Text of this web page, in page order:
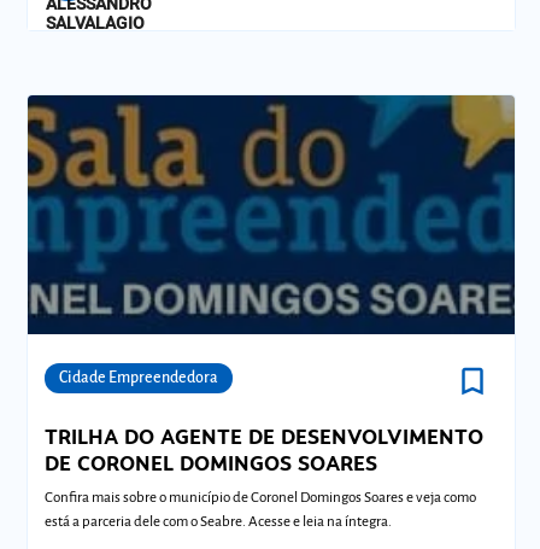
Cidade Empreendedora bookmark_border
TRILHA DO AGENTE DE DESENVOLVIMENTO
DE CORONEL DOMINGOS SOARES
Confira mais sobre o município de Coronel Domingos Soares e veja como
está a parceria dele com o Seabre. Acesse e leia na íntegra.